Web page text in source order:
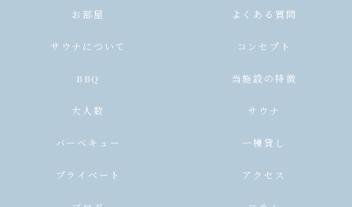
お部屋 よくある質問
サウナについて コンセプト
BBQ 当施設の特徴
大人数 サウナ
バーベキュー 一棟貸し
プライベート アクセス